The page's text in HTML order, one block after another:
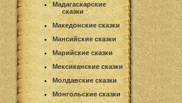
Мадагаскарские
сказки
Македонские сказки
Мансийские сказки
Марийские сказки
Мексиканские сказки
Молдавские сказки
Монгольские сказки